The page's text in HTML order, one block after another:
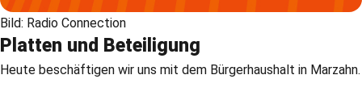
Bild: Radio Connection
Platten und Beteiligung
Heute beschäftigen wir uns mit dem Bürgerhaushalt in Marzahn.